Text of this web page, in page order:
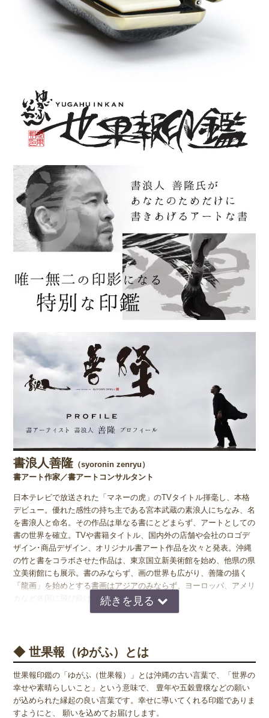
書浪人善隆 （syoronin zenryu）
書アート作家／書アートコンサルタント
日本テレビで放送された「マネーの虎」のTVタイトル揮毫し、本格
デビュー。優れた感性の持ち主である宮本武蔵の素浪人にちなみ、名
を書浪人と命名。その作品は単なる書にとどまらず、アートとしての
書の世界を確立。TVや書籍タイトル、国内外の店舗や会社のロゴデ
ザイン･商品デザイン、オリジナル書アート作品を次々と発表。沖縄
の竹と書をコラボさせた作品は、東京国立新美術館を始め、他県の県
立美術館にも展示。書のみならず、画の世界も広がり、善隆の描く
「龍画」を始めとする書画はアジアのみならず、ヨーロッパ、アメリ
カなど各国に飛び続ける。
の最後の晩餐やグレイス・ケリーの食事も作ったフレンチ界のムッシ
ュこと小西忠禮（ただのり）氏のパーティでのパーフォーマンスも絶
賛を得る。近年では、空間デザインの依頼も多く、 さらに、企業か
らは善隆の書はもちろん、色使い豊かで独特な手法で描く書画作品の
活用コンサルの要望も熱い。
◆ 世果報（ゆがふ）とは
世果報印鑑の「ゆがふ（世果報）」とは沖縄の古い言葉で、「世界の
幸せや素晴らしいこと」という意味で、 豊年や五穀豊穣などの願い
が込められた縁起の良い言葉です。幸せに導いてくれる印鑑でありま
すようにと、 願いを込めてお届けします。